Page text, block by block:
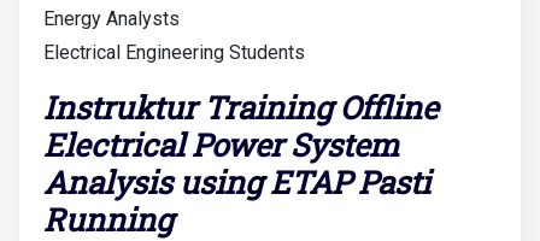
Energy Analysts
Electrical Engineering Students
Instruktur Training Offline
Electrical Power System
Analysis using ETAP Pasti
Running